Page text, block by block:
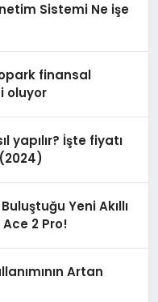
Sistemi Ne işe
finansal
oluyor
yapılır? İşte fiyatı
Yeni Akıllı
2 Pro!
Artan